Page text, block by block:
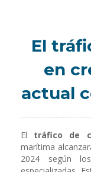
El
en
actual
El tráfico de
marítima
2024 según